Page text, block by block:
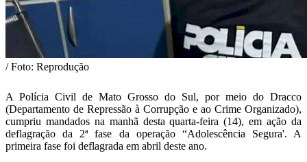
/ Foto: Reprodução
A Polícia Civil de Mato Grosso do Sul, por meio do Dracco
(Departamento de Repressão à Corrupção e ao Crime Organizado),
cumpriu mandados na manhã desta quarta-feira (14), em ação da
deflagração da 2ª fase da operação “Adolescência Segura'. A
primeira fase foi deflagrada em abril deste ano.